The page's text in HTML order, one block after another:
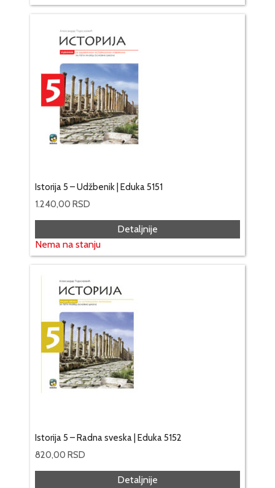
Istorija 5 – Udžbenik | Eduka 5151
1.240,00 RSD
Detaljnije
Nema na stanju
Istorija 5 – Radna sveska | Eduka 5152
820,00 RSD
Detaljnije